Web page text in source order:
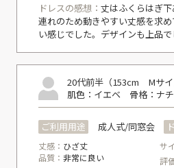
ドレスの感想： 丈はふくらはぎ
連れのため動きやすい丈感を求
い感じでした。デザインも上品で
20代前半（153cm Mサイ
肌色：イエベ 骨格：ナ
ご利用用途 成人式/同窓会
丈感： ひざ丈 サ
品質： 非常に良い 評